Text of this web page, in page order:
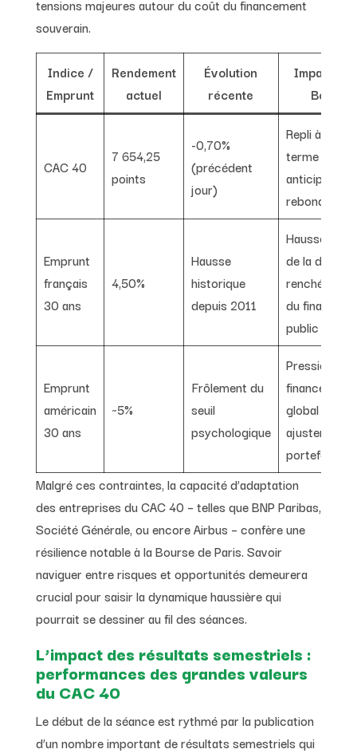
tensions majeures autour du coût du financement
souverain.
Indice /
Emprunt
Rendement
actuel
Évolution
récente
Impact
Bourse
CAC 40
7 654,25
points
-0,70%
(précédent
jour)
Repli à court
terme
anticipation
rebond
Emprunt
français
30 ans
4,50%
Hausse
historique
depuis 2011
Hausse du
de la dette,
du
public
Emprunt
américain
30 ans
~5%
Frôlement du
seuil
psychologique
Pression sur
financement
global et
ajustement
portefeuilles
Malgré ces contraintes, la capacité d’adaptation
des entreprises du CAC 40 – telles que BNP Paribas,
Société Générale, ou encore Airbus – confère une
résilience notable à la Bourse de Paris. Savoir
naviguer entre risques et opportunités demeurera
crucial pour saisir la dynamique haussière qui
pourrait se dessiner au fil des séances.
L’impact des résultats semestriels :
performances des grandes valeurs
du CAC 40
Le début de la séance est rythmé par la publication
d’un nombre important de résultats semestriels qui